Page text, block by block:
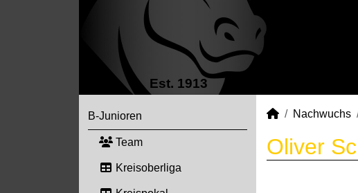
Est. 1913
B-Junioren
Team
Kreisoberliga
Nachwuchs
Oliver